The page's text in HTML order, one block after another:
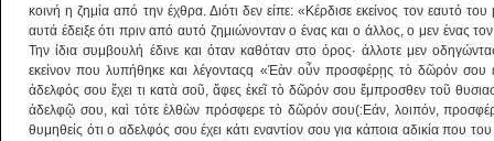
κοινή η ζημία από την έχθρα. Διότι δεν είπε: «Kέρδισε εκείνος τον εαυτό
αυτά έδειξε ότι πριν από αυτό ζημιώνονταν ο ένας και ο άλλος, ο μεν ένας
Την ίδια συμβουλή έδινε και όταν καθόταν στο όρος· άλλοτε μεν
εκείνον που λυπήθηκε και λέγονταςq «Ἐὰν οὖν προσφέρῃς τὸ δῶρόν σου
ἀδελφός σου ἔχει τι κατὰ σοῦ, ἄφες ἐκεῖ τὸ δῶρόν σου ἔμπροσθεν τοῦ
ἀδελφῷ σου, καὶ τότε ἐλθὼν πρόσφερε τὸ δῶρόν σου(:Εάν, λοιπόν,
θυμηθείς ότι ο αδελφός σου έχει κάτι εναντίον σου για κάποια αδικία που